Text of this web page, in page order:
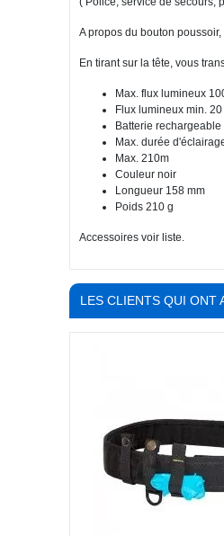
A propos du bouton
En tirant sur la tête, vous
Max. flux lumineux
Flux lumineux min.
Batterie rechargeable
Max. durée
Max. 210m
Couleur noir
Longueur 158 mm
Poids 210 g
Accessoires voir liste.
LES CLIENTS QUI ONT